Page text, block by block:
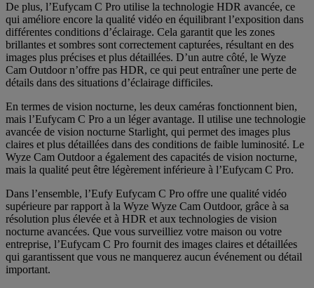
De plus, l’Eufycam C Pro utilise la technologie HDR avancée, ce
qui améliore encore la qualité vidéo en équilibrant l’exposition dans
différentes conditions d’éclairage. Cela garantit que les zones
brillantes et sombres sont correctement capturées, résultant en des
images plus précises et plus détaillées. D’un autre côté, le Wyze
Cam Outdoor n’offre pas HDR, ce qui peut entraîner une perte de
détails dans des situations d’éclairage difficiles.
En termes de vision nocturne, les deux caméras fonctionnent bien,
mais l’Eufycam C Pro a un léger avantage. Il utilise une technologie
avancée de vision nocturne Starlight, qui permet des images plus
claires et plus détaillées dans des conditions de faible luminosité. Le
Wyze Cam Outdoor a également des capacités de vision nocturne,
mais la qualité peut être légèrement inférieure à l’Eufycam C Pro.
Dans l’ensemble, l’Eufy Eufycam C Pro offre une qualité vidéo
supérieure par rapport à la Wyze Wyze Cam Outdoor, grâce à sa
résolution plus élevée et à HDR et aux technologies de vision
nocturne avancées. Que vous surveilliez votre maison ou votre
entreprise, l’Eufycam C Pro fournit des images claires et détaillées
qui garantissent que vous ne manquerez aucun événement ou détail
important.